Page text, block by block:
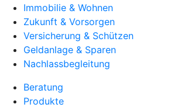
Immobilie & Wohnen
Zukunft & Vorsorgen
Versicherung & Schützen
Geldanlage & Sparen
Nachlassbegleitung
Beratung
Produkte